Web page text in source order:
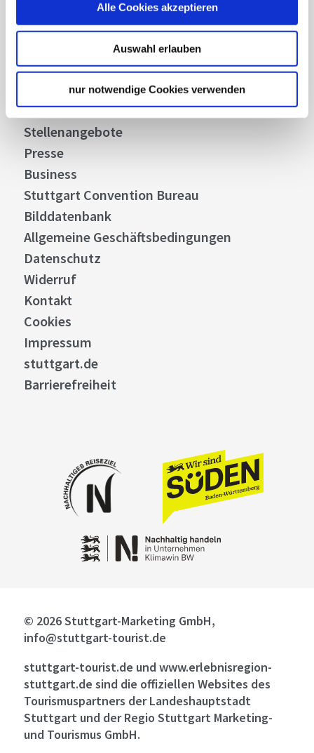
Alle Cookies akzeptieren
Auswahl erlauben
nur notwendige Cookies verwenden
Abonnieren
Über uns
Stellenangebote
Presse
Business
Stuttgart Convention Bureau
Bilddatenbank
Allgemeine Geschäftsbedingungen
Datenschutz
Widerruf
Kontakt
Cookies
Impressum
stuttgart.de
Barrierefreiheit
© 2026 Stuttgart-Marketing GmbH,
info@stuttgart-tourist.de
stuttgart-tourist.de und www.erlebnisregion-
stuttgart.de sind die offiziellen Websites des
Tourismuspartners der Landeshauptstadt
Stuttgart und der Regio Stuttgart Marketing-
und Tourismus GmbH.